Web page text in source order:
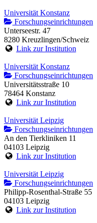
Universität Konstanz
Forschungseinrichtungen
Unterseestr. 47
8280 Kreuzlingen/Schweiz
Link zur Institution
Universität Konstanz
Forschungseinrichtungen
Universitätsstraße 10
78464 Konstanz
Link zur Institution
Universität Leipzig
Forschungseinrichtungen
An den Tierkliniken 11
04103 Leipzig
Link zur Institution
Universität Leipzig
Forschungseinrichtungen
Philipp-Rosenthal-Straße 55
04103 Leipzig
Link zur Institution